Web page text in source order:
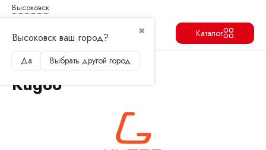
Высоковск
✖
Высоковск ваш город?
Да Выбрать другой город
Каталог
Kugoo
Продолжить